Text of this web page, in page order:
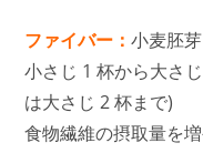
ファイバー：小麦胚
小さじ 1 杯から大さ
は大さじ 2 杯まで)
食物繊維の摂取量を